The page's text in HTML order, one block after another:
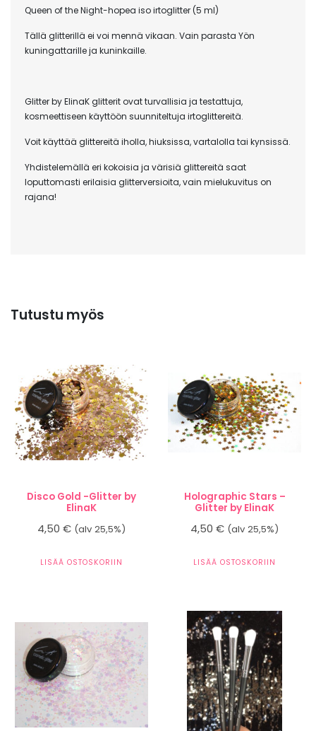
Queen of the Night-hopea iso irtoglitter (5 ml)
Tällä glitterillä ei voi mennä vikaan. Vain parasta Yön
kuningattarille ja kuninkaille.
Glitter by ElinaK glitterit ovat turvallisia ja testattuja,
kosmeettiseen käyttöön suunniteltuja irtoglittereitä.
Voit käyttää glittereitä iholla, hiuksissa, vartalolla tai kynsissä.
Yhdistelemällä eri kokoisia ja värisiä glittereitä saat
loputtomasti erilaisia glitterversioita, vain mielukuvitus on
rajana!
Tutustu myös
Disco Gold -Glitter by
ElinaK
4,50 € (alv 25,5%)
LISÄÄ OSTOSKORIIN
Holographic Stars –
Glitter by ElinaK
4,50€ (alv 25,5%)
LISÄÄ OSTOSKORIIN